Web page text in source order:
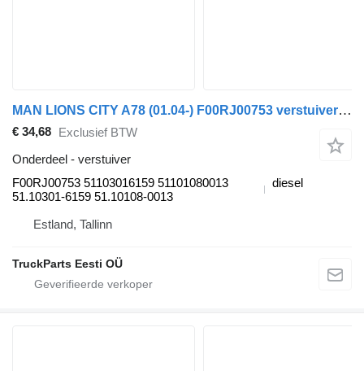
MAN LIONS CITY A78 (01.04-) F00RJ00753 verstuiver voor MAN Lion's bus (1991-)
€ 34,68 Exclusief BTW
Onderdeel - verstuiver
F00RJ00753 51103016159 51101080013
51.10301-6159 51.10108-0013
diesel
Estland, Tallinn
TruckParts Eesti OÜ